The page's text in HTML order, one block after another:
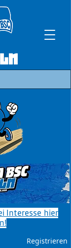
Interesse hier
Registrieren